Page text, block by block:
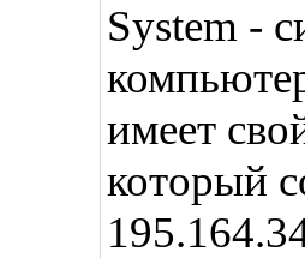
System -
имеет
который